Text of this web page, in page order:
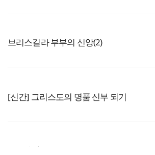
브리스길라 부부의 신앙(2)
[신간] 그리스도의 명품 신부 되기
공실(空室) 공화국